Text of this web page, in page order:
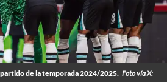
de la temporada 2024/2025. Foto vía X: